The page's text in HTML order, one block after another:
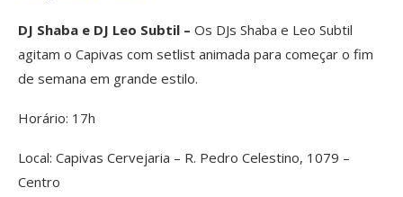
DJ Shaba e DJ Leo Subtil – Os DJs Shaba e Leo Subtil
agitam o Capivas com setlist animada para começar o fim
de semana em grande estilo.
Horário: 17h
Local: Capivas Cervejaria – R. Pedro Celestino, 1079 –
Centro